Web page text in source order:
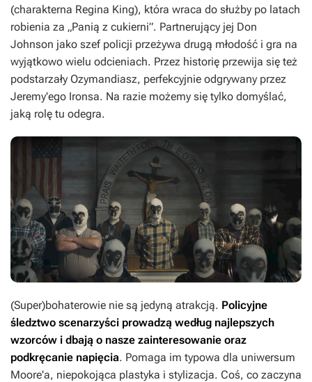
(charakterna Regina King), która wraca do służby po latach
robienia za „Panią z cukierni”. Partnerujący jej Don
Johnson jako szef policji przeżywa drugą młodość i gra na
wyjątkowo wielu odcieniach. Przez historię przewija się też
podstarzały Ozymandiasz, perfekcyjnie odgrywany przez
Jeremy'ego Ironsa. Na razie możemy się tylko domyślać,
jaką rolę tu odegra.
(Super)bohaterowie nie są jedyną atrakcją. Policyjne
śledztwo scenarzyści prowadzą według najlepszych
wzorców i dbają o nasze zainteresowanie oraz
podkręcanie napięcia. Pomaga im typowa dla uniwersum
Moore'a, niepokojąca plastyka i stylizacja. Coś, co zaczyna